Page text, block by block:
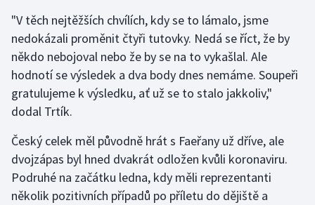
"V těch nejtěžších chvílích, kdy se to lámalo, jsme
nedokázali proměnit čtyři tutovky. Nedá se říct, že by
někdo nebojoval nebo že by se na to vykašlal. Ale
hodnotí se výsledek a dva body dnes nemáme. Soupeři
gratulujeme k výsledku, ať už se to stalo jakkoliv,"
dodal Trtík.
Český celek měl původně hrát s Faeřany už dříve, ale
dvojzápas byl hned dvakrát odložen kvůli koronaviru.
Podruhé na začátku ledna, kdy měli reprezentanti
několik pozitivních případů po příletu do dějiště a